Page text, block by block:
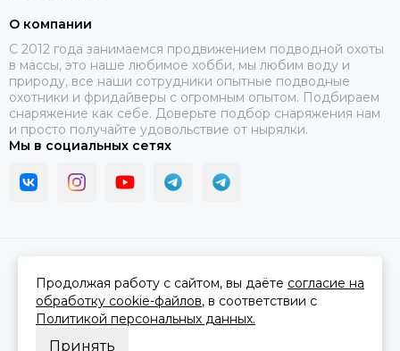
О компании
C 2012 года занимаемся продвижением подводной охоты
в массы, это наше любимое хобби, мы любим воду и
природу, все наши сотрудники опытные подводные
охотники и фридайверы с огромным опытом. Подбираем
снаряжение как себе. Доверьте подбор снаряжения нам
и просто получайте удовольствие от нырялки.
Мы в социальных сетях
Сделано вMOSK.STUDIOдля платформыInSales
Продолжая работу с сайтом, вы даёте согласие на
обработку cookie-файлов, в соответствии с
Политикой персональных данных.
Принять